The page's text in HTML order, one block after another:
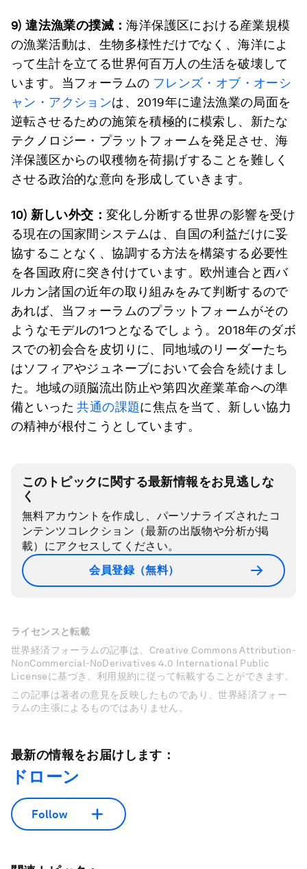
9)違法漁業の撲滅：海洋保護区における産業規模
の漁業活動は、生物多様性だけでなく、海洋によ
って生計を立てる世界何百万人の生活を破壊して
います。当フォーラムの フレンズ・オブ・オーシ
ャン・アクションは、2019年に違法漁業の局面を
逆転させるための施策を積極的に模索し、新たな
テクノロジー・プラットフォームを発足させ、海
洋保護区からの収穫物を荷揚げすることを難しく
させる政治的な意向を形成していきます。
10) 新しい外交：変化し分断する世界の影響を受け
る現在の国家間システムは、自国の利益だけに妥
協することなく、協調する方法を構築する必要性
を各国政府に突き付けています。欧州連合と西バ
ルカン諸国の近年の取り組みをみて判断するので
あれば、当フォーラムのプラットフォームがその
ようなモデルの1つとなるでしょう。2018年のダボ
スでの初会合を皮切りに、同地域のリーダーたち
はソフィアやジュネーブにおいて会合を続けまし
た。地域の頭脳流出防止や第四次産業革命への準
備といった 共通の課題に焦点を当て、新しい協力
の精神が根付こうとしています。
このトピックに関する最新情報をお見逃しな
く
無料アカウントを作成し、パーソナライズされたコ
ンテンツコレクション（最新の出版物や分析が掲
載）にアクセスしてください。
会員登録（無料）
ライセンスと転載
世界経済フォーラムの記事は、Creative Commons Attribution-
NonCommercial-NoDerivatives 4.0 International Public
Licenseに基づき、利用規約に従って転載することができます。
この記事は著者の意見を反映したものであり、世界経済フォー
ラムの主張によるものではありません。
最新の情報をお届けします：
ドローン
Follow